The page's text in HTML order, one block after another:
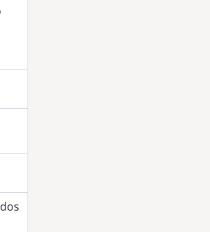
Comunhão)